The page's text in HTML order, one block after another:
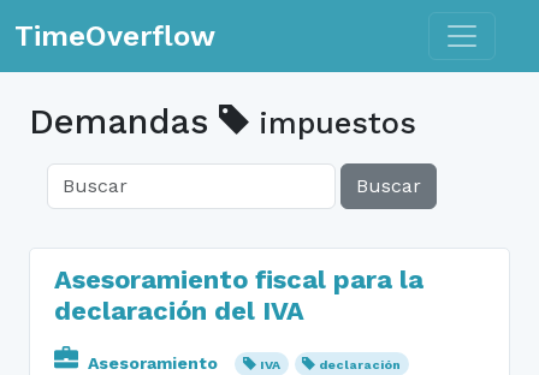
TimeOverflow Toggle
Demandas impuestos
Buscar
Asesoramiento fiscal para la
declaración del IVA
Asesoramiento IVA
declaración